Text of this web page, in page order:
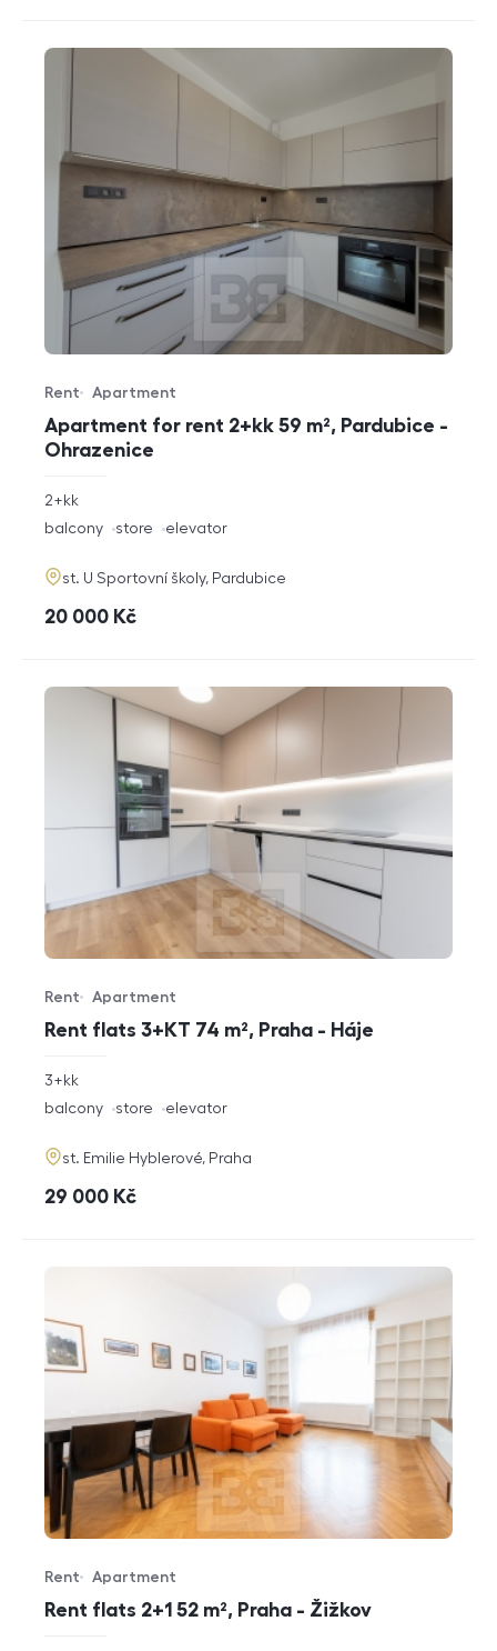
Apartment for rent 2+kk 59 m², Pardubice -
Ohrazenice
Offer type
Rent
Property type
Apartment
rozměry
disposition
2+kk
funkce
balcony store elevator
adresa
st. U Sportovní školy, Pardubice
cena
20 000 Kč
Rent flats 3+KT 74 m², Praha - Háje
Offer type
Rent
Property type
Apartment
rozměry
3+kk
funkce
balcony store elevator
adresa
st. Emilie Hyblerové, Praha
cena
29 000 Kč
Rent flats 2+1 52 m², Praha - Žižkov
Offer type
Rent
Property type
Apartment